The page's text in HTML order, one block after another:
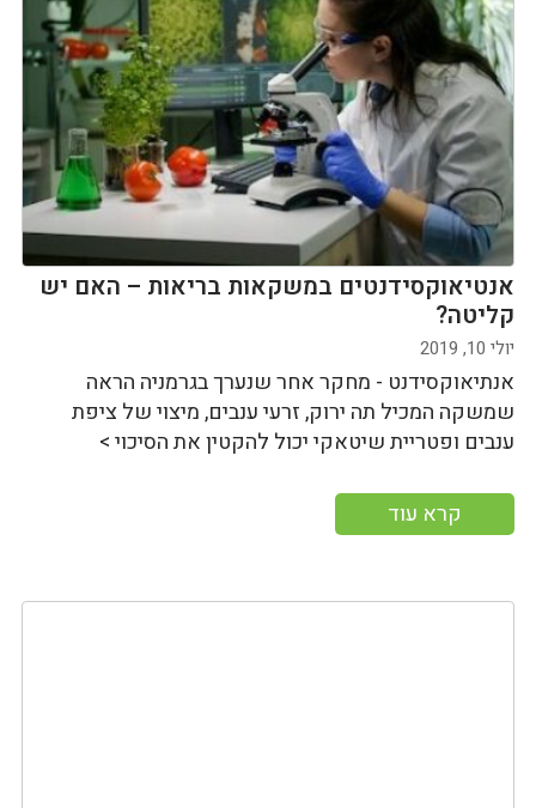
אנטיאוקסידנטים במשקאות בריאות – האם יש
קליטה?
יולי 10, 2019
אנתיאוקסידנט - מחקר אחר שנערך בגרמניה הראה
שמשקה המכיל תה ירוק, זרעי ענבים, מיצוי של ציפת
ענבים ופטריית שיטאקי יכול להקטין את הסיכוי >
קרא עוד